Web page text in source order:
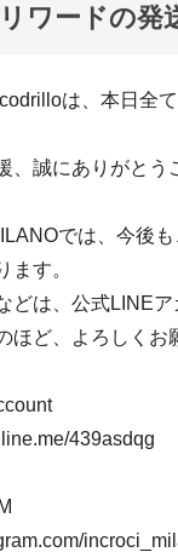
ワードの発
は、本日全
、誠にありがとう
では、今後
ます。
どは、公式LINE
ほど、よろしくお
439asdqg